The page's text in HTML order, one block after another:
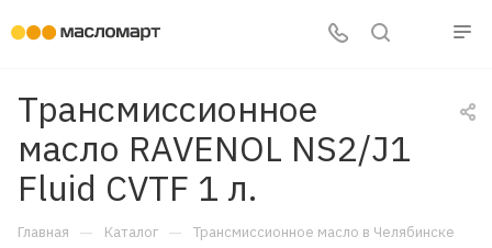
Трансмиссионное
масло RAVENOL NS2/J1
Fluid CVTF 1 л.
Главная — Каталог — Трансмиссионное масло в Челябинске